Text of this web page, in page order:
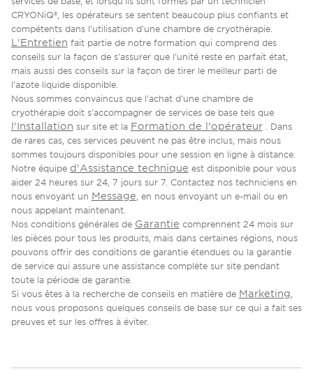
CRYONiQ®, les opérateurs se sentent beaucoup plus confiants et
compétents dans l'utilisation d'une chambre de cryothérapie.
L'Entretien fait partie de notre formation qui comprend des
conseils sur la façon de s'assurer que l'unité reste en parfait état,
mais aussi des conseils sur la façon de tirer le meilleur parti de
l'azote liquide disponible.
Nous sommes convaincus que l'achat d'une chambre de
cryothérapie doit s'accompagner de services de base tels que
l'Installation sur site et la Formation de l'opérateur. Dans
de rares cas, ces services peuvent ne pas être inclus, mais nous
sommes toujours disponibles pour une session en ligne à distance.
Notre équipe d'Assistance technique est disponible pour vous
aider 24 heures sur 24, 7 jours sur 7. Contactez nos techniciens en
nous envoyant un Message , en nous envoyant un e-mail ou en
nous appelant maintenant.
Nos conditions générales de Garantie comprennent 24 mois sur
les pièces pour tous les produits, mais dans certaines régions, nous
pouvons offrir des conditions de garantie étendues ou la garantie
de service qui assure une assistance complète sur site pendant
toute la période de garantie.
Si vous êtes à la recherche de conseils en matière de Marketing
nous vous proposons quelques conseils de base sur ce qui a fait ses
preuves et sur les offres à éviter.